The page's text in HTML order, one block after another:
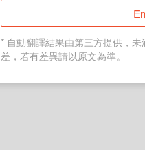
* 自動翻譯結果由第三方提供，
差，若有差異請以原文為準。